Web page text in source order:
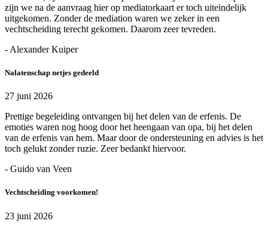
zijn we na de aanvraag hier op mediatorkaart er toch uiteindelijk
uitgekomen. Zonder de mediation waren we zeker in een
vechtscheiding terecht gekomen. Daarom zeer tevreden.
- Alexander Kuiper
Nalatenschap netjes gedeeld
27 juni 2026
Prettige begeleiding ontvangen bij het delen van de erfenis. De
emoties waren nog hoog door het heengaan van opa, bij het delen
van de erfenis van hem. Maar door de ondersteuning en advies is het
toch gelukt zonder ruzie. Zeer bedankt hiervoor.
- Guido van Veen
Vechtscheiding voorkomen!
23 juni 2026